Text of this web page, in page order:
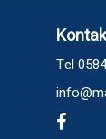
Tel